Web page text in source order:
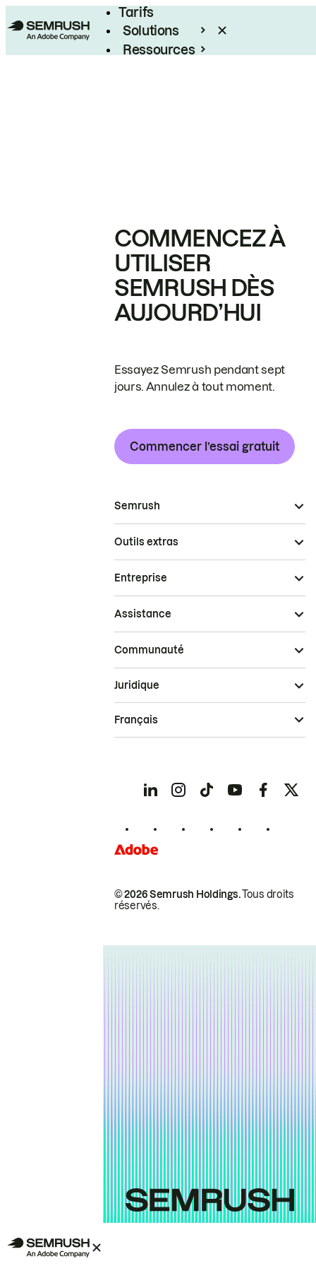
Tarifs
Solutions
Ressources
COMMENCEZ À
UTILISER
SEMRUSH DÈS
AUJOURD’HUI
Essayez Semrush pendant sept
jours. Annulez à tout moment.
Commencer l’essai gratuit
Semrush
Outils extras
Entreprise
Assistance
Communauté
© 2026 Semrush Holdings.Tous droits
réservés.
Juridique
Français